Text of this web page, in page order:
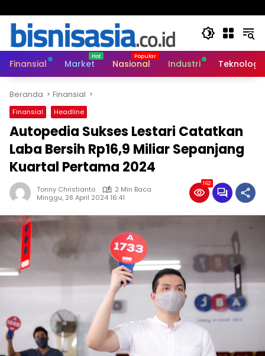
Finansial Market Nasional Industri Teknologi
Beranda Finansial
Finansial Headline
Autopedia Sukses Lestari Catatkan
Laba Bersih Rp16,9 Miliar Sepanjang
Kuartal Pertama 2024
Tonny Christianto
2 Min Baca
Minggu, 28 April 2024 16:41
162